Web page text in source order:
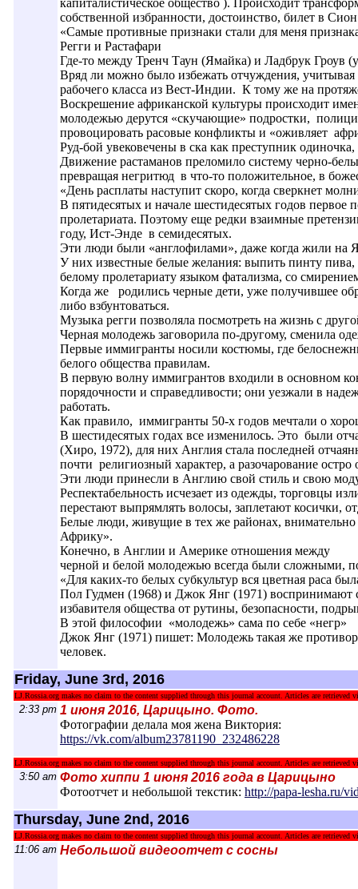
капиталистическое общество ). Происходит
собственной избранности, достоинство, билет в
«Самые противные признаки стали для меня
Регги и Растафари
Где-то между Тренч Таун (Ямайка) и Ладбрук Гроув
Вряд ли можно было избежать отчуждения,
рабочего класса из Вест-Индии. К тому же на
Воскрешение африканской культуры происходит
молодежью дерутся «скучающие» подростки,
провоцировать расовые конфликты и «оживляет
Руд-бой увековечены в ска как преступник
Движение растаманов преломило систему черно-
превращая негритюд в что-то положительное, в
«День расплаты наступит скоро, когда сверкнет
В пятидесятых и начале шестидесятых годов первое
пролетариата. Поэтому еще редки взаимные
году, Ист-Энде в семидесятых.
Эти люди были «англофилами», даже когда жили на
У них известные белые желания: выпить пинту
белому пролетариату языком фатализма, со
Когда же родились черные дети, уже получившее
либо взбунтоваться.
Музыка регги позволяла посмотреть на жизнь с
Черная молодежь заговорила по-другому, сменила
Первые иммигранты носили костюмы, где
белого общества правилам.
В первую волну иммигрантов входили в основном
порядочности и справедливости; они уезжали в
работать.
Как правило, иммигранты 50-х годов мечтали о
В шестидесятых годах все изменилось. Это были
(Хиро, 1972), для них Англия стала последней
почти религиозный характер, а разочарование остро
Эти люди принесли в Англию свой стиль и свою
Респектабельность исчезает из одежды, торговцы
перестают выпрямлять волосы, заплетают косички,
Белые люди, живущие в тех же районах,
Африку».
Конечно, в Англии и Америке отношения между
черной и белой молодежью всегда были сложными,
«Для каких-то белых субкультур вся цветная раса
Пол Гудмен (1968) и Джок Янг (1971) воспринимают
избавителя общества от рутины, безопасности,
В этой философии «молодежь» сама по себе «негр»
Джок Янг (1971) пишет: Молодежь такая же
человек.
Friday, June 3rd, 2016
LJ.Rossia.org makes no claim to the content supplied through this journal account. Articles are retrieved
2:33 pm 1 июня 2016, Царицыно. Фото.
Фотографии делала моя жена Виктория:
https://vk.com/album23781190_232486228
LJ.Rossia.org makes no claim to the content supplied through this journal account. Articles are retrieved
3:50 am Фото хиппи 1 июня 2016 года в Царицыно
Фотоотчет и небольшой текстик: http://papa-lesha.ru/
Thursday, June 2nd, 2016
LJ.Rossia.org makes no claim to the content supplied through this journal account. Articles are retrieved
11:06 am Небольшой видеоотчет с сосны